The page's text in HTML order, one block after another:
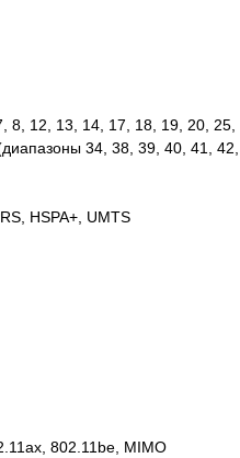
8, 12, 13, 14, 17, 18, 19, 20, 25,
34, 38, 39, 40, 41, 42,
HSPA+, UMTS
802.11be, MIMO